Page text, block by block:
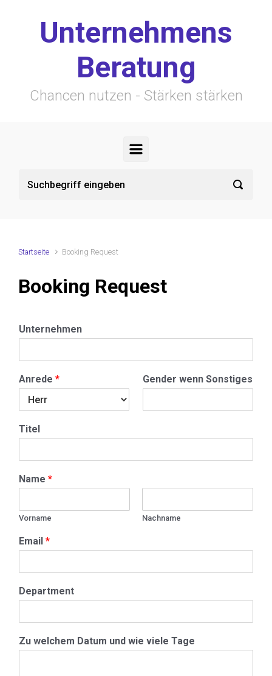
Unternehmens
Beratung
Chancen nutzen - Stärken stärken
Startseite Booking Request
Booking Request
Unternehmen
Anrede * Gender wenn Sonstiges
Titel
Name *
Vorname Nachname
Email *
Department
Zu welchem Datum und wie viele Tage